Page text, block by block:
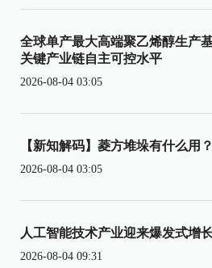
全球单产最大高端聚乙烯醇生产
关键产业链自主可控水平
2026-08-04 03:05
【新知解码】菱方堆垛有什么用？
2026-08-04 03:05
人工智能技术产业迎来爆发式增
2026-08-04 09:31